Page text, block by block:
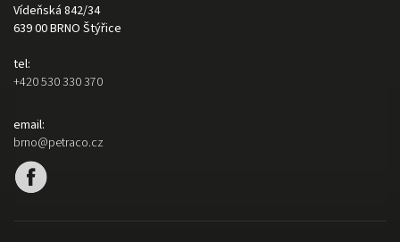
Vídeňská 842/34
639 00 BRNO Štýřice
tel:
+420 530 330 370
email:
brno@petraco.cz